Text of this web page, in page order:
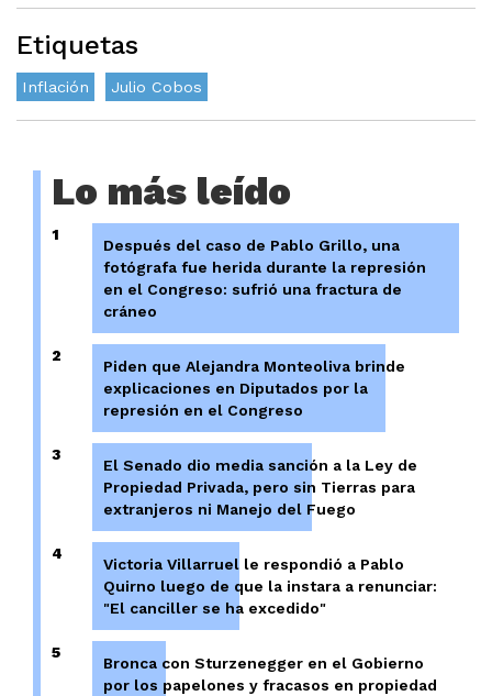
Etiquetas
Inflación Julio Cobos
Lo más leído
1
Después del caso de Pablo Grillo, una
fotógrafa fue herida durante la represión
en el Congreso: sufrió una fractura de
cráneo
2
Piden que Alejandra Monteoliva brinde
explicaciones en Diputados por la
represión en el Congreso
3
El Senado dio media sanción a la Ley de
Propiedad Privada, pero sin Tierras para
extranjeros ni Manejo del Fuego
4
Victoria Villarruel le respondió a Pablo
Quirno luego de que la instara a renunciar:
"El canciller se ha excedido"
5
Bronca con Sturzenegger en el Gobierno
por los papelones y fracasos en propiedad